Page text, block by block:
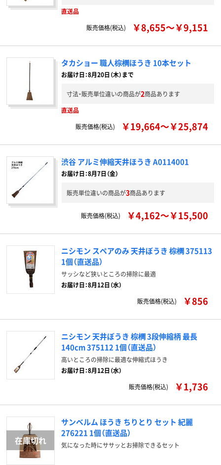
直送品
販売価格(税込)
￥8,655～￥9,151
タカショー 職人棕櫚ほうき 10本セット
お届け日：8月20日（木）まで
寸法・販売単位違いの商品が2商品あります
直送品
販売価格(税込)
￥19,664～￥25,874
渋谷 アルミ伸縮天井ほうき A0114001
お届け日：8月7日（金）
販売単位違いの商品が3商品あります
販売価格(税込) ￥4,162～￥15,500
ニシモン スペアのみ 天井ぼうき 棕櫚 375113
1個（直送品）
サッシなど狭いところの掃除に最適
お届け日：8月12日（水）
販売価格(税込)
￥856
ニシモン 天井ぼうき 棕櫚 3段伸縮柄 最長
140cm 375112 1個（直送品）
高いところの掃除に最適な伸縮式ほうき
お届け日：8月12日（水）
販売価格(税込)
￥1,736
サンベルム ほうき ちりとり セット 紀麗
276221 1個（直送品）
気になった時にササッとお掃除できるセット